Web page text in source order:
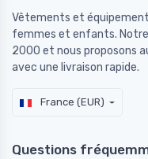
Vêtements et
femmes et enfants. Notre
2000 et nous proposons
avec une livraison rapide.
France (EUR)
Questions